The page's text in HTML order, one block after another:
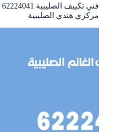
مركزي هندي الصليبية